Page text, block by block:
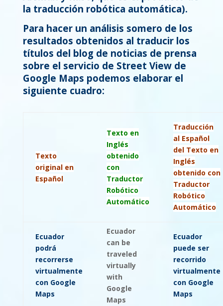
la traducción robótica automática).
Para hacer un análisis somero de los
resultados obtenidos al traducir los
títulos del blog de noticias de prensa
sobre el servicio de Street View de
Google Maps podemos elaborar el
siguiente cuadro:
Texto
original en
Español
Texto en
Inglés
obtenido
con
Traductor
Robótico
Automático
Traducción
al Español
del Texto en
Inglés
obtenido con
Traductor
Robótico
Automático
Ecuador
podrá
recorrerse
virtualmente
con Google
Maps
Ecuador
can be
traveled
virtually
with
Google
Maps
Ecuador
puede ser
recorrido
virtualmente
con Google
Maps